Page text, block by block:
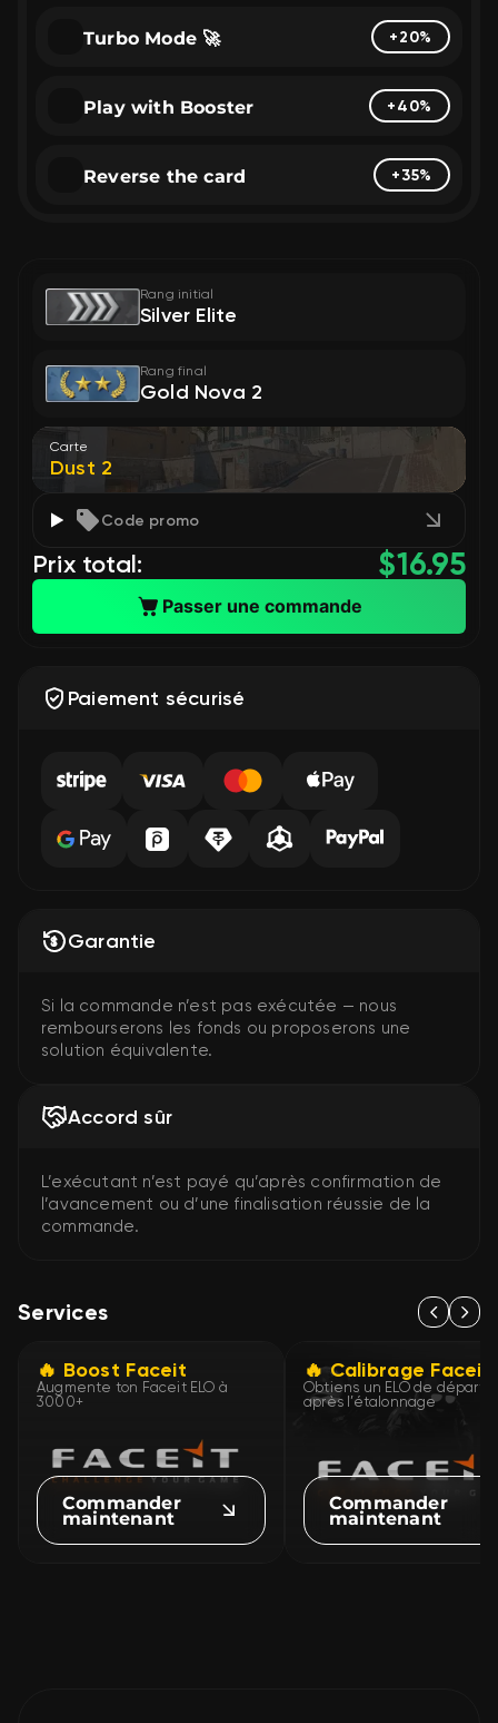
Turbo Mode 🚀 +20%
Play with Booster +40%
Reverse the card +35%
Rang initial
Silver Elite
Rang final
Gold Nova 2
Carte
Dust 2
Code promo
Prix total: 16.95
$
Passer une commande
Paiement sécurisé
Garantie
Si la commande n’est pas exécutée — nous
rembourserons les fonds ou proposerons une
solution équivalente.
Accord sûr
L’exécutant n’est payé qu’après confirmation de
l’avancement ou d’une finalisation réussie de la
commande.
Services
🔥 Boost Faceit
Augmente ton Faceit ELO à
3000+
Commander
maintenant
🔥 Calibrage Faceit
Obtiens un ELO de départ
après l’étalonnage
Commander
maintenant